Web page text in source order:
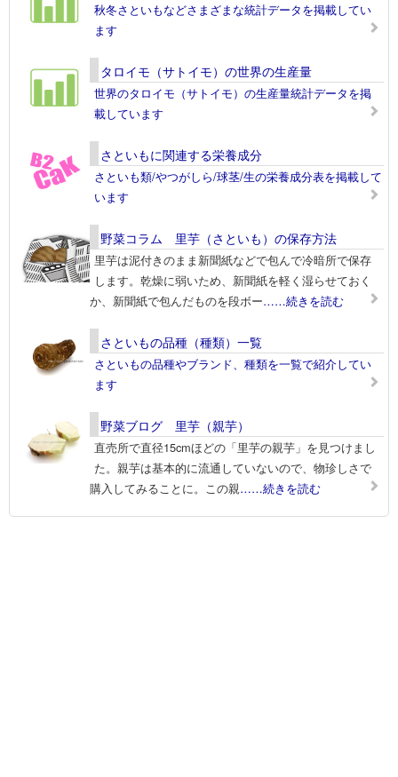
秋冬さといもなどさまざまな統計データを掲載してい
ます
タロイモ（サトイモ）の世界の生産量
世界のタロイモ（サトイモ）の生産量統計データを掲
載しています
さといもに関連する栄養成分
さといも類/やつがしら/球茎/生の栄養成分表を掲載して
います
野菜コラム 里芋（さといも）の保存方法
里芋は泥付きのまま新聞紙などで包んで冷暗所で保存
します。乾燥に弱いため、新聞紙を軽く湿らせておく
か、新聞紙で包んだものを段ボー……続きを読む
さといもの品種（種類）一覧
さといもの品種やブランド、種類を一覧で紹介してい
ます
野菜ブログ 里芋（親芋）
直売所で直径15cmほどの「里芋の親芋」を見つけまし
た。親芋は基本的に流通していないので、物珍しさで
購入してみることに。この親……続きを読む